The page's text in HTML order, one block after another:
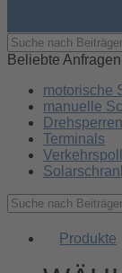
Beliebte Anfragen
motorische
manuelle
Drehsperren
Terminals
Produkte